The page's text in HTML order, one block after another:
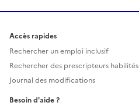
Accès rapides
Rechercher un emploi inclusif
Rechercher des prescripteurs habilités
Journal des modifications
Besoin d'aide ?